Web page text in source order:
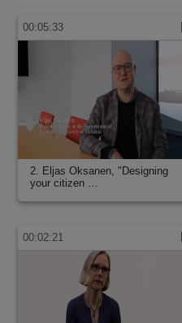
00:05:33
2. Eljas Oksanen, "Designing
your citizen …
00:02:21